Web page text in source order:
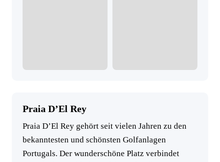
Praia D’El Rey
Praia D’El Rey gehört seit vielen Jahren zu den
bekanntesten und schönsten Golfanlagen
Portugals. Der wunderschöne Platz verbindet